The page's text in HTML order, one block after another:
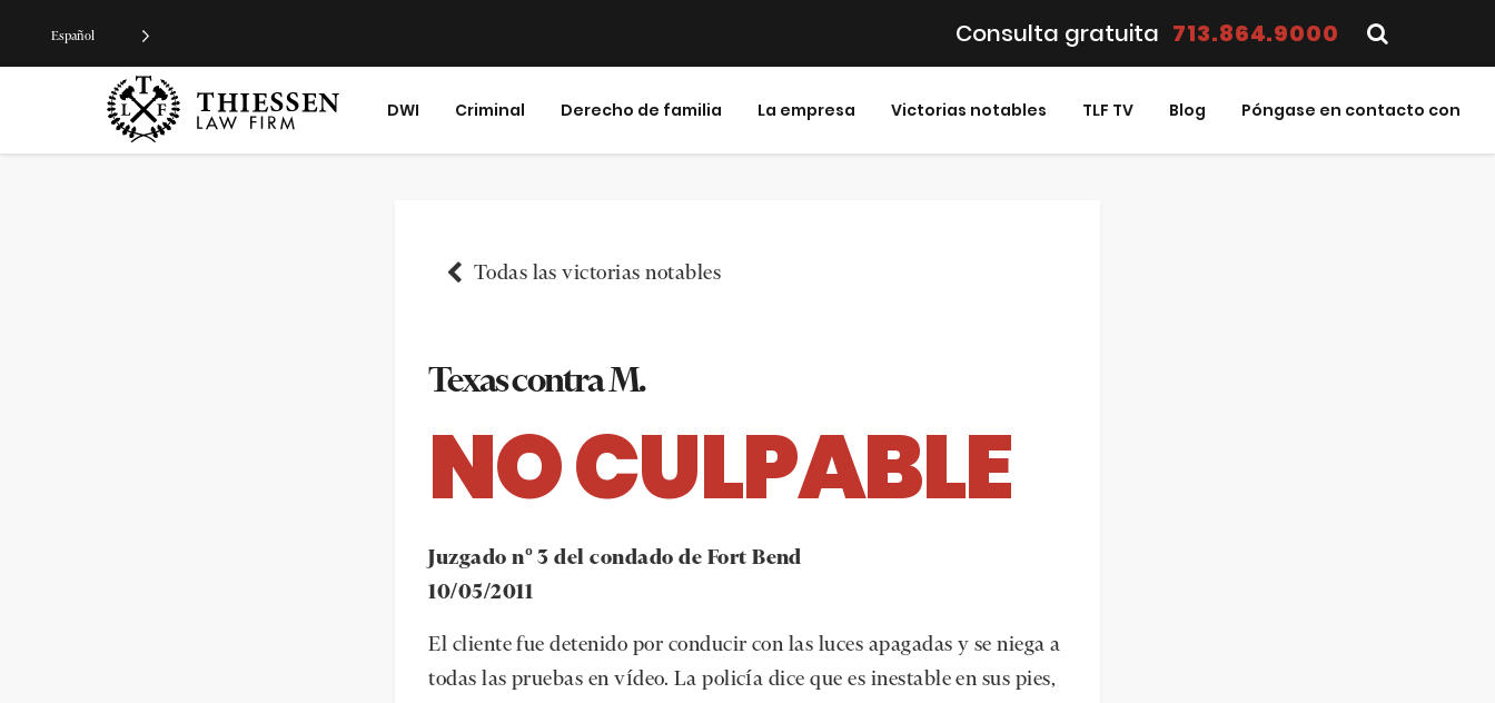
Consulta gratuita 713.864.9000
DWI Criminal Derecho de familia La empresa Victorias notables TLF TV Blog Póngase en contacto con
Todas las victorias notables
Texas contra M.
NO CULPABLE
Juzgado nº 3 del condado de Fort Bend
10/05/2011
El cliente fue detenido por conducir con las luces apagadas y se niega a
todas las pruebas en vídeo. La policía dice que es inestable en sus pies,
Español